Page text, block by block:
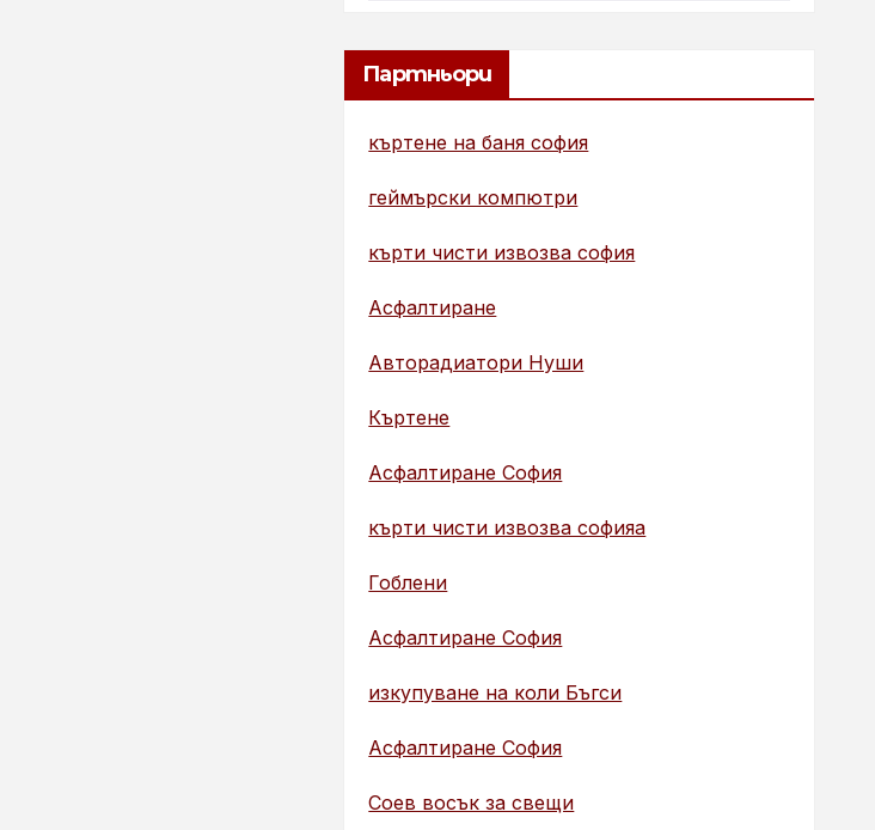
Партньори
къртене на баня софия
геймърски компютри
кърти чисти извозва софия
Асфалтиране
Авторадиатори Нуши
Къртене
Асфалтиране София
кърти чисти извозва софияа
Гоблени
Асфалтиране София
изкупуване на коли Бъгси
Асфалтиране София
Соев восък за свещи